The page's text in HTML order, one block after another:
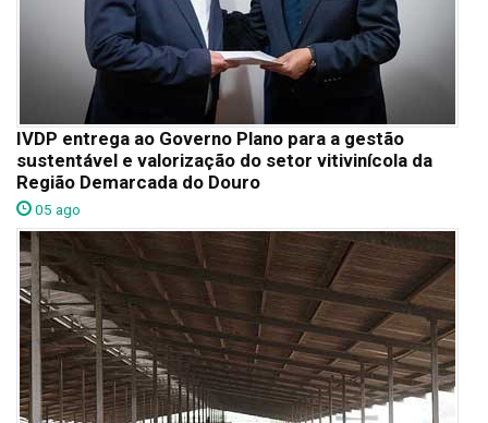
IVDP entrega ao Governo Plano para a gestão
sustentável e valorização do setor vitivinícola da
Região Demarcada do Douro
05 ago